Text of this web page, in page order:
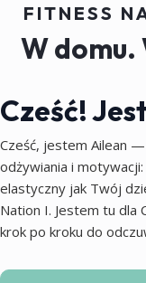
FITNESS
W domu.
Cześć!
Cześć, jestem Ailean
odżywiania i
elastyczny jak Twój
Nation I. Jestem tu dla
krok po kroku do